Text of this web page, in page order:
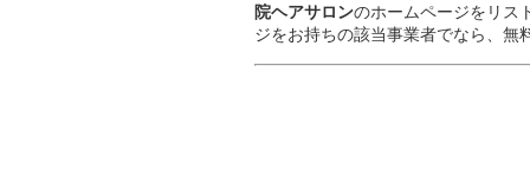
院ヘアサロンのホームページをリス
ジをお持ちの該当事業者でなら、無